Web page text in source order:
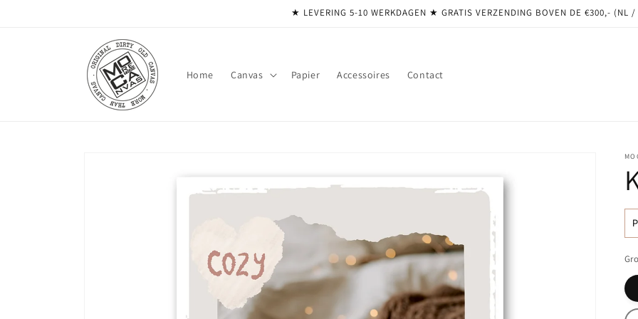
★ LEVERING 5-10 WERKDAGEN ★ GRATIS VERZENDING BOVEN DE €300,- (NL
Home Canvas Papier Accessoires Contact